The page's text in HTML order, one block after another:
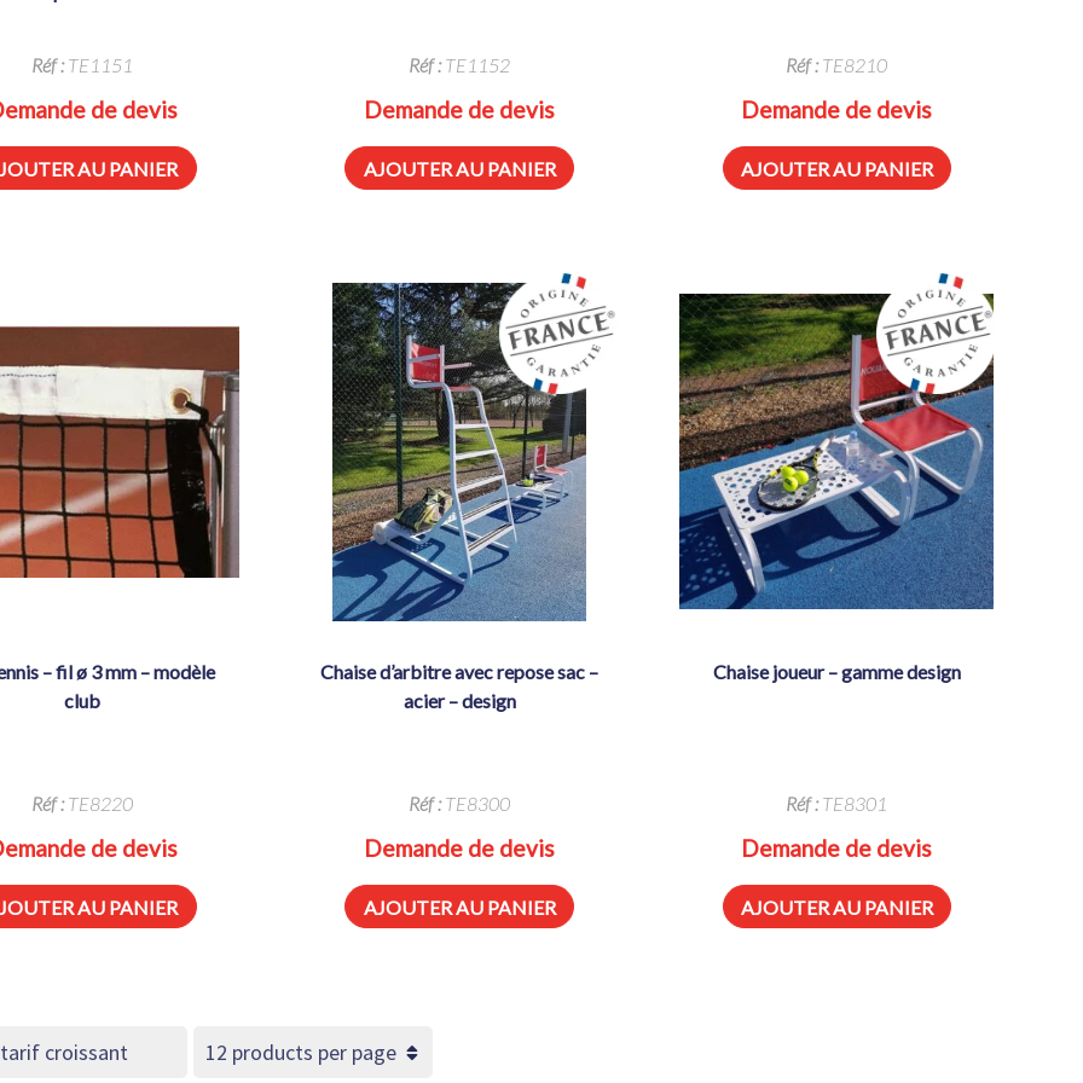
Réf :TE1151
de devis
AU PANIER
Réf :TE1152
Demande de devis
AJOUTER AU PANIER
Réf :TE8210
Demande de devis
AJOUTER AU PANIER
club
Réf :TE8220
de devis
AU PANIER
chaise d’arbitre avec repose sac –
acier – design
Réf :TE8300
Demande de devis
AJOUTER AU PANIER
chaise joueur – gamme design
Réf :TE8301
Demande de devis
AJOUTER AU PANIER